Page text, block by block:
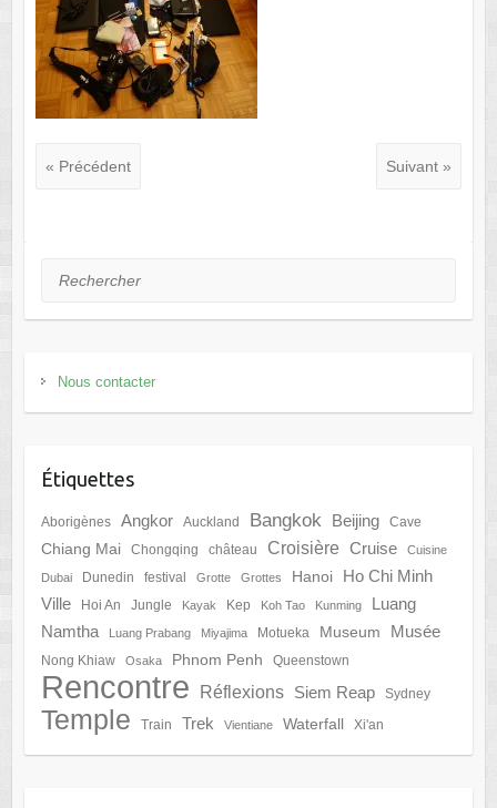
« Précédent Suivant »
Rechercher
Nous contacter
Étiquettes
Aborigènes Angkor Auckland Bangkok Beijing Cave
Chiang Mai Chongqing château Croisière Cruise Cuisine
Dubai Dunedin festival Grotte Grottes Hanoi
Ho Chi Minh
Ville
Hoi An Jungle Kayak Kep Koh Tao Kunming
Luang
Namtha
Luang Prabang Miyajima Motueka Museum Musée
Nong Khiaw Osaka Phnom Penh Queenstown
Rencontre Réflexions Siem Reap Sydney
Temple Train Trek Vientiane Waterfall Xi'an